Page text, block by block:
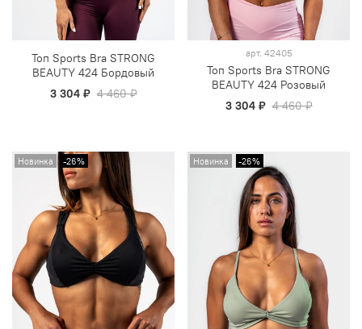
Топ Sports Bra STRONG
BEAUTY 424 Бордовый
3 304 ₽ 4 460 ₽
арт. 42405
Топ Sports Bra STRONG
BEAUTY 424 Розовый
3 304 ₽ 4 460 ₽
Новинка -26% Новинка -26%